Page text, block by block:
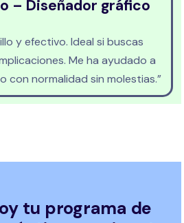
– Diseñador gráfico
y efectivo. Ideal si buscas
Me ha ayudado a
con normalidad sin molestias.”
tu programa de